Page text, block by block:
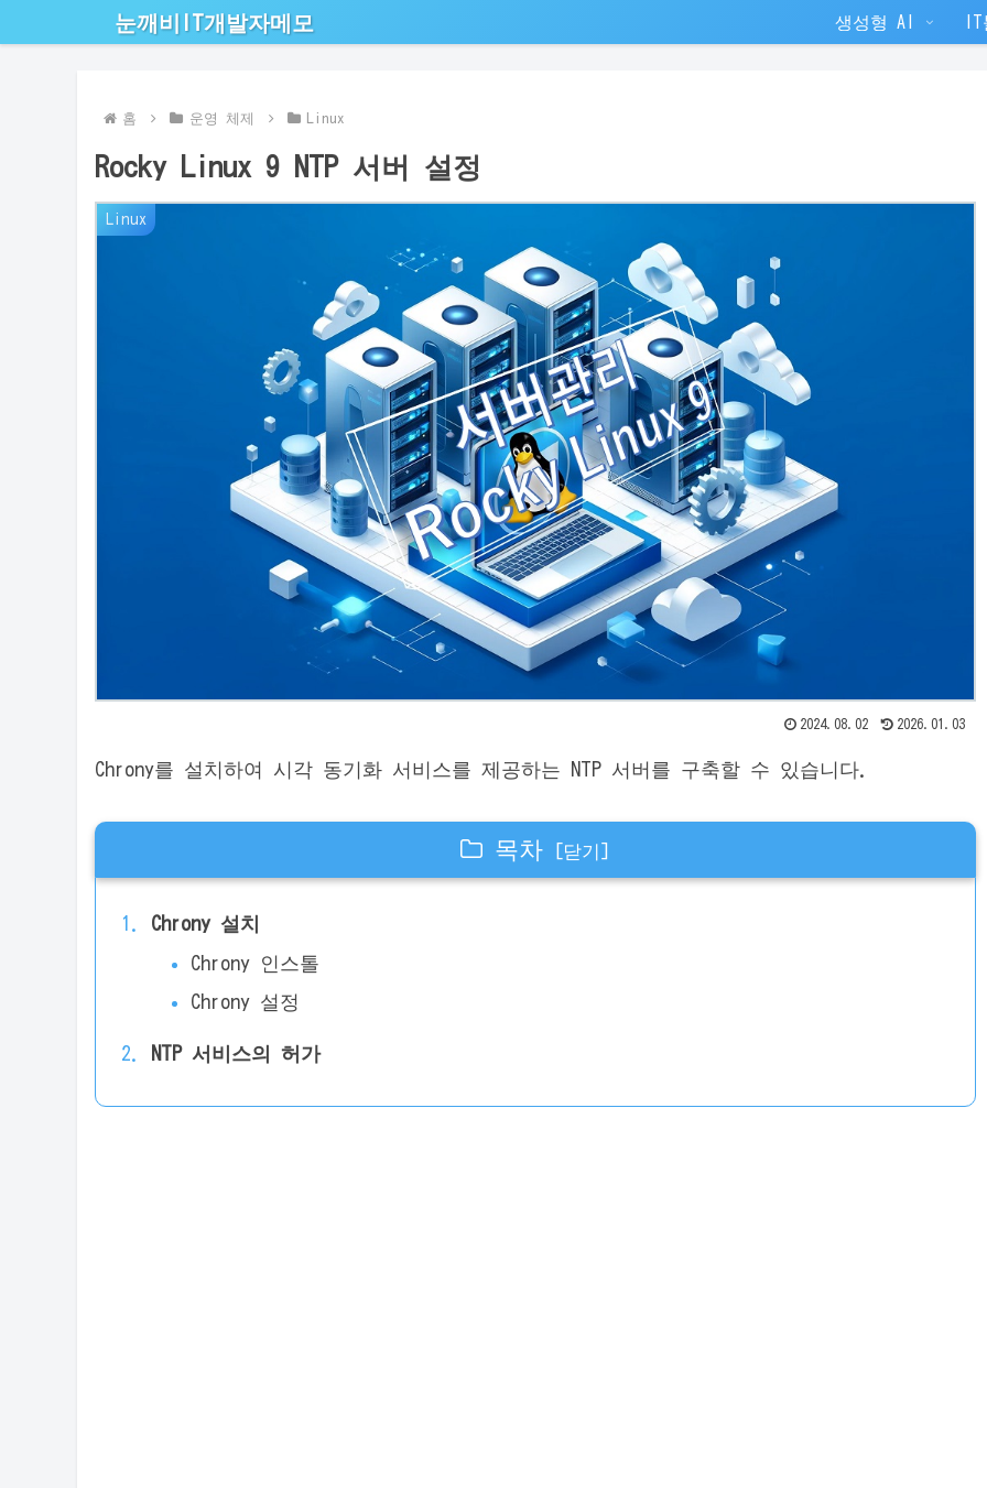
눈깨비IT개발자메모 생성형 AI
홈 운영 체제 Linux
Rocky Linux 9 NTP 서버 설정
Linux
2024.08.02 2026.01.03
Chrony를 설치하여 시각 동기화 서비스를 제공하는 NTP 서버를 구축할 수 있습니다.
목차
Chrony 설치
Chrony 인스톨
Chrony 설정
NTP 서비스의 허가